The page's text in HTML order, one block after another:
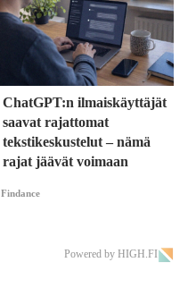
ChatGPT:n ilmaiskäyttäjät
saavat rajattomat
tekstikeskustelut – nämä
rajat jäävät voimaan
Findance
Powered by HIGH.FI